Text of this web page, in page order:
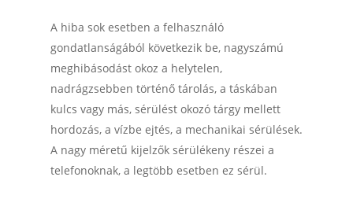
A hiba sok esetben a felhasználó
gondatlanságából következik be, nagyszámú
meghibásodást okoz a helytelen,
nadrágzsebben történő tárolás, a táskában
kulcs vagy más, sérülést okozó tárgy mellett
hordozás, a vízbe ejtés, a mechanikai sérülések.
A nagy méretű kijelzők sérülékeny részei a
telefonoknak, a legtöbb esetben ez sérül.